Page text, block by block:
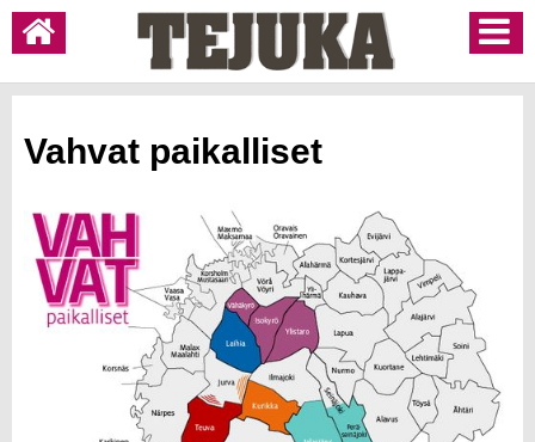
Vahvat paikalliset